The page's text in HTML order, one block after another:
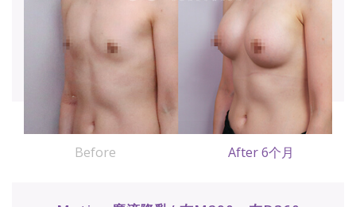
Before After 6个月